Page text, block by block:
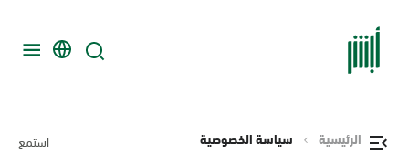
الرئيسية سياسة الخصوصية استمع